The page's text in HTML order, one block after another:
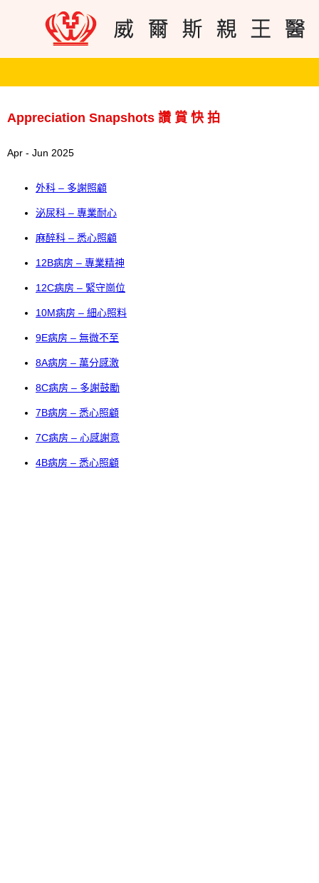
Appreciation Snapshots 讚 賞 快 拍
Apr - Jun 2025
外科 – 多謝照顧
泌尿科 – 專業耐心
麻醉科 – 悉心照顧
12B病房 – 專業精神
12C病房 – 緊守崗位
10M病房 – 細心照料
9E病房 – 無微不至
8A病房 – 萬分感激
8C病房 – 多謝鼓勵
7B病房 – 悉心照顧
7C病房 – 心感謝意
4B病房 – 悉心照顧